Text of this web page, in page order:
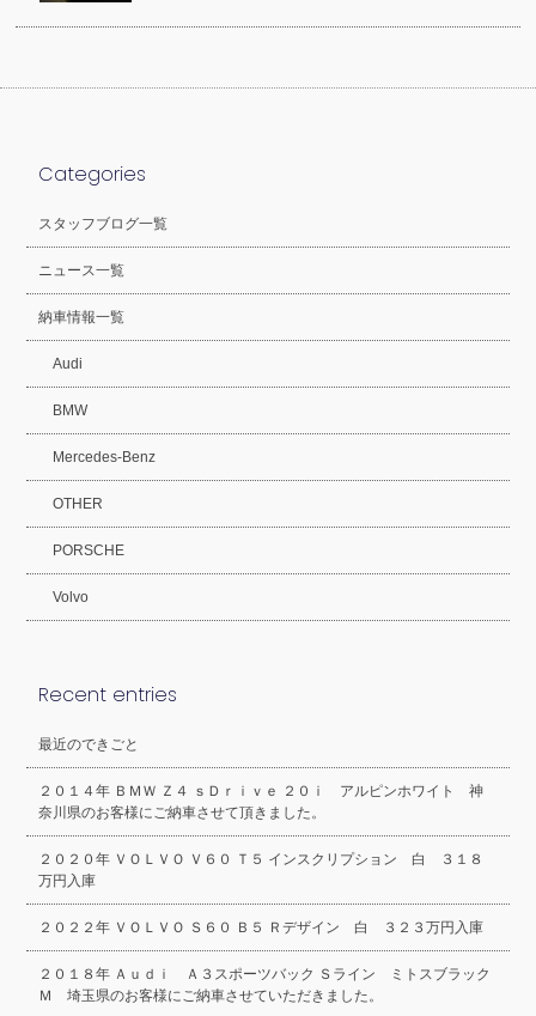
Categories
スタッフブログ一覧
ニュース一覧
納車情報一覧
Audi
BMW
Mercedes-Benz
OTHER
PORSCHE
Volvo
Recent entries
最近のできごと
２０１４年 ＢＭＷ Ｚ４ ｓＤｒｉｖｅ ２０ｉ アルピンホワイト 神
奈川県のお客様にご納車させて頂きました。
２０２０年 ＶＯＬＶＯ Ｖ６０ Ｔ５ インスクリプション 白 ３１８
万円入庫
２０２２年 ＶＯＬＶＯ Ｓ６０ Ｂ５ Ｒデザイン 白 ３２３万円入庫
２０１８年 Ａｕｄｉ Ａ３スポーツバック Ｓライン ミトスブラック
Ｍ 埼玉県のお客様にご納車させていただきました。